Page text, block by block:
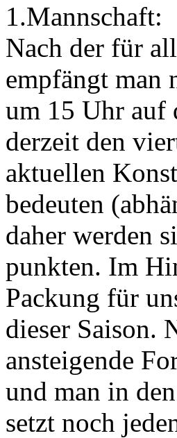
1.Mannschaft:
Nach der für
empfängt man
um 15 Uhr auf
derzeit den
aktuellen
bedeuten
daher werden
punkten. Im
Packung für
dieser Saison.
ansteigende
und man in
setzt noch